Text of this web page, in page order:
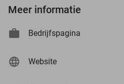
Meer informatie
Bedrijfspagina
Website